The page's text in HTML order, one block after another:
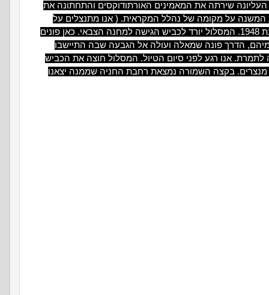
שירתה את המאמינים האורתודוקסים והתחתונה את
על מקומה של נהלל המקראית. ( אנו מתנצלים על
הבלגן בשמות). במורד הדרך נראה מימין את שרידי בית הקברות של הכפר, שננטש בשנת 1948. המסלול יורד לכביש הגישה למחנה הצבאי. כאן פונים
את מימיהם, הדרך פונה שמאלה ועולה אל הגבעה שבה התיישבו
לתמרת. אנו רגע לפני סיום הטיול. המסלול חוצה את הכביש
מנצרים. בקצה השמורה נמצאת רחבת החניה שממנה יצאנו